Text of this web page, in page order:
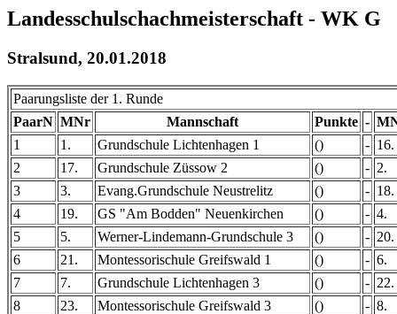
Landesschulschachmeisterschaft - WK G
Stralsund, 20.01.2018
Paarungsliste der 1. Runde
PaarN MNr Mannschaft Punkte -
1
1. Grundschule Lichtenhagen 1 () - 16.
2
17. Grundschule Züssow 2 () - 2.
3
3. Evang.Grundschule Neustrelitz () - 18.
4
19. GS "Am Bodden" Neuenkirchen () - 4.
5
5. Werner-Lindemann-Grundschule 3 () - 20.
6
21. Montessorischule Greifswald 1 () - 6.
7
7. Grundschule Lichtenhagen 3 () - 22.
8
23. Montessorischule Greifswald 3 () - 8.